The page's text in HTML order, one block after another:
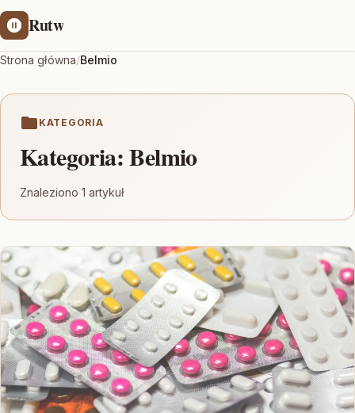
Rutw
Strona główna/Belmio
KATEGORIA
Kategoria:Belmio
Znaleziono 1 artykuł